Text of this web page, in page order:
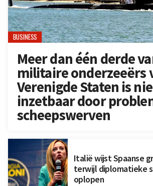
BUSINESS
Meer dan één derde
militaire onderzeeërs
Verenigde Staten is
inzetbaar door
scheepswerven
Italië wijst Spaanse
terwijl diplomatieke
oplopen